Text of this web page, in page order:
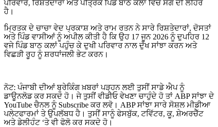
ਪਰਿਵਾਰ, ਰਿਸ਼ਤੇਦਾਰਾਂ ਅਤੇ ਪੈਤ੍ਰਿਕ ਪਿੰਡ ਬਾਠ ਕਲਾਂ ਵਿੱਚ ਸੋਗ ਦੀ ਲਹਿਰ
ਹੈ।
ਮ੍ਰਿਤਕ ਦੇ ਚਾਚਾ ਵੇਦ ਪ੍ਰਕਾਸ਼ ਅਤੇ ਰਾਮ ਰਤਨ ਨੇ ਸਾਰੇ ਰਿਸ਼ਤੇਦਾਰਾਂ, ਦੋਸਤਾਂ
ਅਤੇ ਪਿੰਡ ਵਾਸੀਆਂ ਨੂੰ ਅਪੀਲ ਕੀਤੀ ਹੈ ਕਿ ਉਹ 17 ਜੂਨ 2026 ਨੂੰ ਦੁਪਹਿਰ 12
ਵਜੇ ਪਿੰਡ ਬਾਠ ਕਲਾਂ ਪਹੁੰਚ ਕੇ ਦੁਖੀ ਪਰਿਵਾਰ ਨਾਲ ਦੁੱਖ ਸਾਂਝਾ ਕਰਨ ਅਤੇ
ਵਿਛੜੀ ਰੂਹ ਨੂੰ ਸ਼ਰਧਾਂਜਲੀ ਭੇਟ ਕਰਨ।
ਨੋਟ: ਪੰਜਾਬੀ ਦੀਆਂ ਬ੍ਰੇਕਿੰਗ ਖ਼ਬਰਾਂ ਪੜ੍ਹਨ ਲਈ ਤੁਸੀਂ ਸਾਡੇ ਐਪ ਨੂੰ
ਡਾਊਨਲੋਡ ਕਰ ਸਕਦੇ ਹੋ। ਜੇ ਤੁਸੀਂ ਵੀਡੀਓ ਵੇਖਣਾ ਚਾਹੁੰਦੇ ਹੋ ਤਾਂ ABP ਸਾਂਝਾ ਦੇ
YouTube ਚੈਨਲ ਨੂੰ Subscribe ਕਰ ਲਵੋ। ABP ਸਾਂਝਾ ਸਾਰੇ ਸੋਸ਼ਲ ਮੀਡੀਆ
ਪਲੇਟਫਾਰਮਾਂ ਤੇ ਉਪਲੱਬਧ ਹੈ। ਤੁਸੀਂ ਸਾਨੂੰ ਫੇਸਬੁੱਕ, ਟਵਿੱਟਰ, ਕੂ, ਸ਼ੇਅਰਚੈੱਟ
ਅਤੇ ਡੇਲੀਹੰਟ ‘ਤੇ ਵੀ ਫੋਲੋ ਕਰ ਸਕਦੇ ਹੋ।